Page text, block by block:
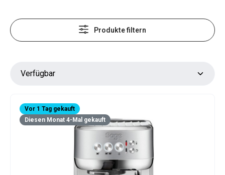
Produkte filtern
Vor 1 Tag gekauft
Diesen Monat 4-Mal gekauft